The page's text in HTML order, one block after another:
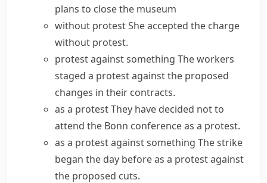
plans to close the museum
without protestShe accepted the charge
without protest.
protest against something The workers
staged a protestagainst the proposed
changes in their contracts.
as a protestThey have decided not to
attend the Bonn conference as a protest.
as a protest against something The strike
began the day before as a protest against
the proposed cuts.